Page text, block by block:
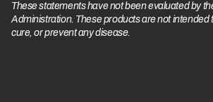
These statements have not been evaluated by
Administration. These products are not intended
cure, or prevent any disease.